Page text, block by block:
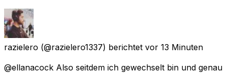
razielero (@razielero1337) berichtet vor 13 Minuten
@ellanacock Also seitdem ich gewechselt bin und genau